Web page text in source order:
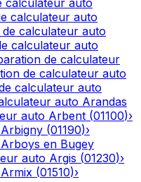
calculateur auto
de calculateur auto
calculateur auto
de calculateur
de calculateur auto
calculateur auto
auto Arandas
auto Arbent (01100)›
Arbigny (01190)›
Arboys en Bugey
auto Argis (01230)›
Armix (01510)›